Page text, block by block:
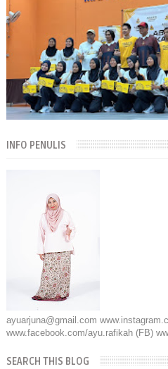
INFO PENULIS
ayuarjuna@gmail.com
www.facebook.com/ayu.rafikah (FB)
SEARCH THIS BLOG